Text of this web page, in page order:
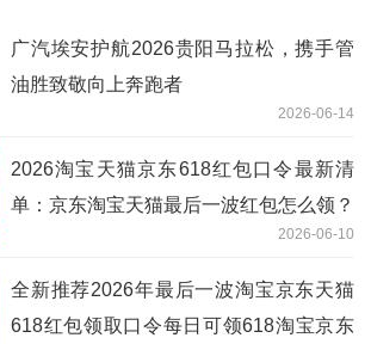
广汽埃安护航2026贵阳马拉松，携手管
油胜致敬向上奔跑者
2026-06-14
2026淘宝天猫京东618红包口令最新清
单：京东淘宝天猫最后一波红包怎么领？
最新实测有效的红包口令领取入口更新
2026-06-10
全新推荐2026年最后一波淘宝京东天猫
618红包领取口令每日可领618淘宝京东